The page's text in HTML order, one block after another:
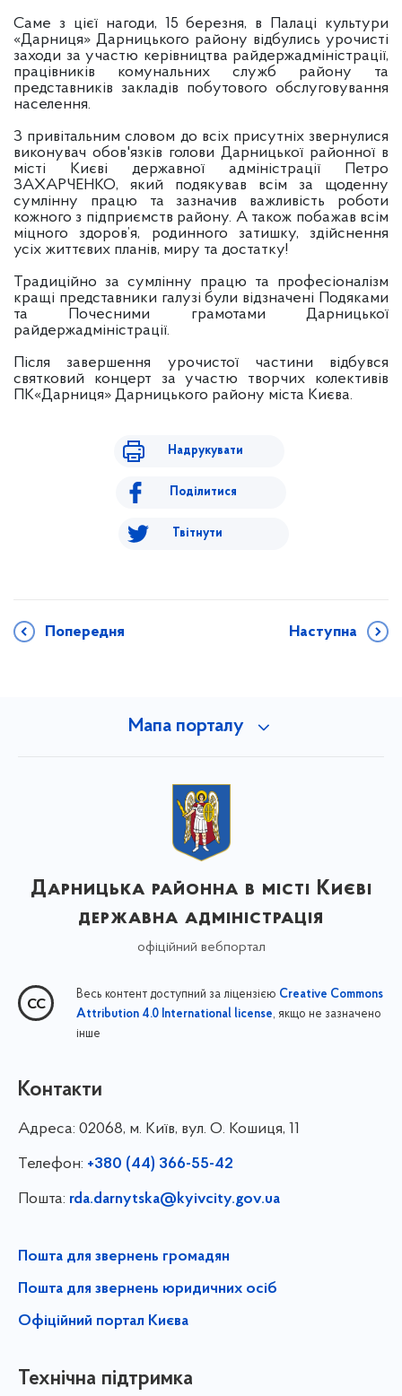
Саме з цієї нагоди, 15 березня, в Палаці культури
«Дарниця» Дарницького району відбулись урочисті
заходи за участю керівництва райдержадміністрації,
працівників комунальних служб району та
представників закладів побутового обслуговування
населення.
З привітальним словом до всіх присутніх звернулися
виконувач обов'язків голови Дарницької районної в
місті Києві державної адміністрації Петро
ЗАХАРЧЕНКО, який подякував всім за щоденну
сумлінну працю та зазначив важливість роботи
кожного з підприємств району. А також побажав всім
міцного здоров’я, родинного затишку, здійснення
усіх життєвих планів, миру та достатку!
Традиційно за сумлінну працю та професіоналізм
кращі представники галузі були відзначені Подяками
та Почесними грамотами Дарницької
райдержадміністрації.
Після завершення урочистої частини відбувся
святковий концерт за участю творчих колективів
ПК«Дарниця» Дарницького району міста Києва.
Надрукувати
Поділитися
Твітнути
Попередня Наступна
Мапа порталу
Дарницька районна в місті Києві
державна адміністрація
офіційний вебпортал
Весь контент доступний за ліцензією Creative Commons
Attribution 4.0 International license, якщо не зазначено
інше
Контакти
Адреса: 02068, м. Київ, вул. О. Кошиця, 11
Телефон: +380 (44) 366-55-42
Пошта: rda.darnytska@kyivcity.gov.ua
Пошта для звернень громадян
Пошта для звернень юридичних осіб
Офіційний портал Києва
Технічна підтримка